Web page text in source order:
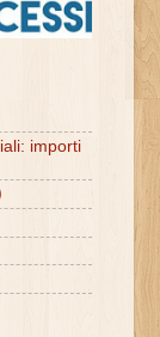
importi